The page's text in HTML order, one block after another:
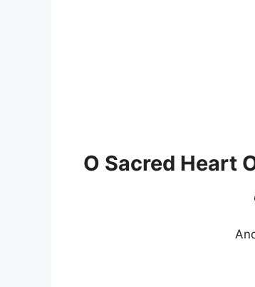
O Sacred Heart